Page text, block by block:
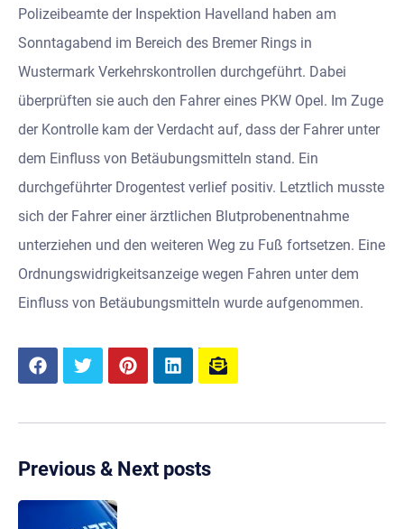
Polizeibeamte der Inspektion Havelland haben am
Sonntagabend im Bereich des Bremer Rings in
Wustermark Verkehrskontrollen durchgeführt. Dabei
überprüften sie auch den Fahrer eines PKW Opel. Im Zuge
der Kontrolle kam der Verdacht auf, dass der Fahrer unter
dem Einfluss von Betäubungsmitteln stand. Ein
durchgeführter Drogentest verlief positiv. Letztlich musste
sich der Fahrer einer ärztlichen Blutprobenentnahme
unterziehen und den weiteren Weg zu Fuß fortsetzen. Eine
Ordnungswidrigkeitsanzeige wegen Fahren unter dem
Einfluss von Betäubungsmitteln wurde aufgenommen.
Previous & Next posts